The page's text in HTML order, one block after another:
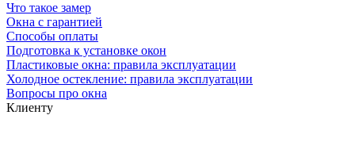
Что такое замер
Окна с гарантией
Способы оплаты
Подготовка к установке окон
Пластиковые окна: правила эксплуатации
Холодное остекление: правила эксплуатации
Вопросы про окна
Клиенту